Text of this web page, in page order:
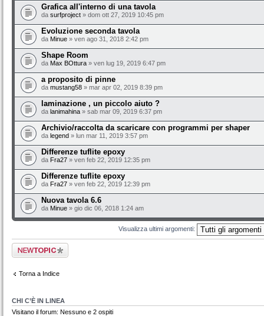
Grafica all'interno di una tavola
da surfproject » dom ott 27, 2019 10:45 pm
Evoluzione seconda tavola
da Minue » ven ago 31, 2018 2:42 pm
Shape Room
da Max BOttura » ven lug 19, 2019 6:47 pm
a proposito di pinne
da mustang58 » mar apr 02, 2019 8:39 pm
laminazione , un piccolo aiuto ?
da lanimahina » sab mar 09, 2019 6:37 pm
Archivio/raccolta da scaricare con programmi per shaper
da legend » lun mar 11, 2019 3:57 pm
Differenze tuflite epoxy
da Fra27 » ven feb 22, 2019 12:35 pm
Differenze tuflite epoxy
da Fra27 » ven feb 22, 2019 12:39 pm
Nuova tavola 6.6
da Minue » gio dic 06, 2018 1:24 am
Visualizza ultimi argomenti:
Scrivi un nuovo
argomento
Torna a Indice
CHI C’È IN LINEA
Visitano il forum: Nessuno e 2 ospiti